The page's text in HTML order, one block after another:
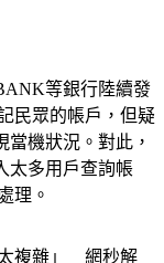
等銀行陸續發
民眾的帳戶，但疑
機狀況。對此，
太多用戶查詢帳
理。
複雜」　網秒解